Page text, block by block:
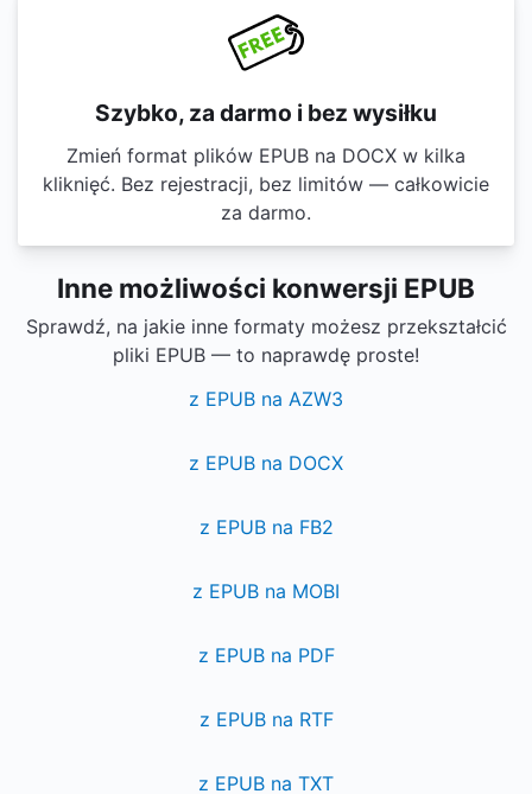
Szybko, za darmo i bez wysiłku
Zmień format plików EPUB na DOCX w kilka
kliknięć. Bez rejestracji, bez limitów — całkowicie
za darmo.
Inne możliwości konwersji EPUB
Sprawdź, na jakie inne formaty możesz przekształcić
pliki EPUB — to naprawdę proste!
z EPUB na AZW3
z EPUB na DOCX
z EPUB na FB2
z EPUB na MOBI
z EPUB na PDF
z EPUB na RTF
z EPUB na TXT